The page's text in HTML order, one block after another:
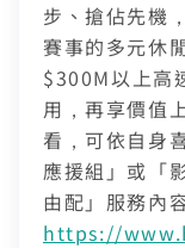
步、搶佔先機
賽事的多元休
$300M以上高
用，再享價值
看，可依自身
應援組」或「
由配」服務內
https://
訂戶編號
訂單聯絡電話
身分證字號
聯絡電話 (手機/
您的